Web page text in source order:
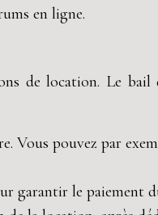
en ligne.
de location. Le
Vous pouvez par
garantir le